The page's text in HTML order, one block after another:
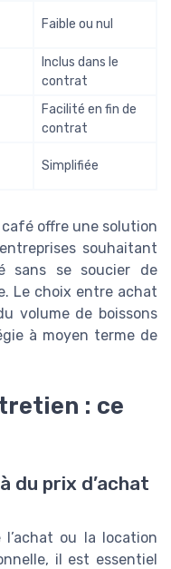
Faible ou nul
Inclus dans le
contrat
Facilité en fin de
contrat
Simplifiée
offre une solution
souhaitant
sans se soucier de
Le choix entre achat
volume de boissons
à moyen terme de
: ce
du prix d’achat
l’achat ou la location
il est essentiel